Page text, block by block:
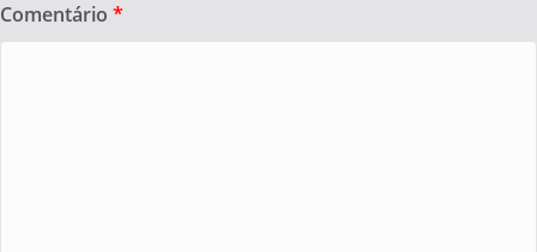
Comentário *